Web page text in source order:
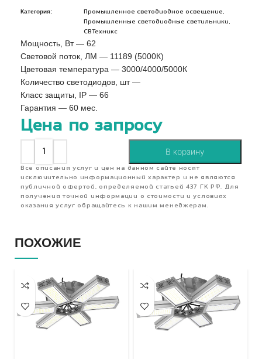
Категория: Промышленное светодиодное освещение
Промышленные светодиодные светильники
СВТехникс
Мощность, Вт — 62
Световой поток, ЛМ — 11189 (5000К)
Цветовая температура — 3000/4000/5000К
Количество светодиодов, шт —
Класс защиты, IP — 66
Гарантия — 60 мес.
Цена по запросу
В корзину
Все описания услуг и цен на данном сайте носят
исключительно информационный характер и не являются
публичной офертой, определяемой статьей 437 ГК РФ. Для
получения точной информации о стоимости и условиях
оказания услуг обращайтесь к нашим менеджерам.
ПОХОЖИЕ